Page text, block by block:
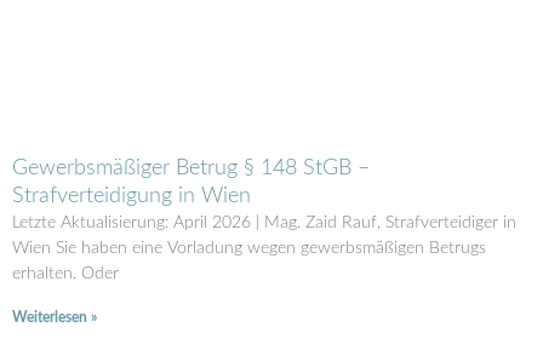
Gewerbsmäßiger Betrug § 148 StGB –
Strafverteidigung in Wien
Letzte Aktualisierung: April 2026 | Mag. Zaid Rauf, Strafverteidiger in
Wien Sie haben eine Vorladung wegen gewerbsmäßigen Betrugs
erhalten. Oder
Weiterlesen »